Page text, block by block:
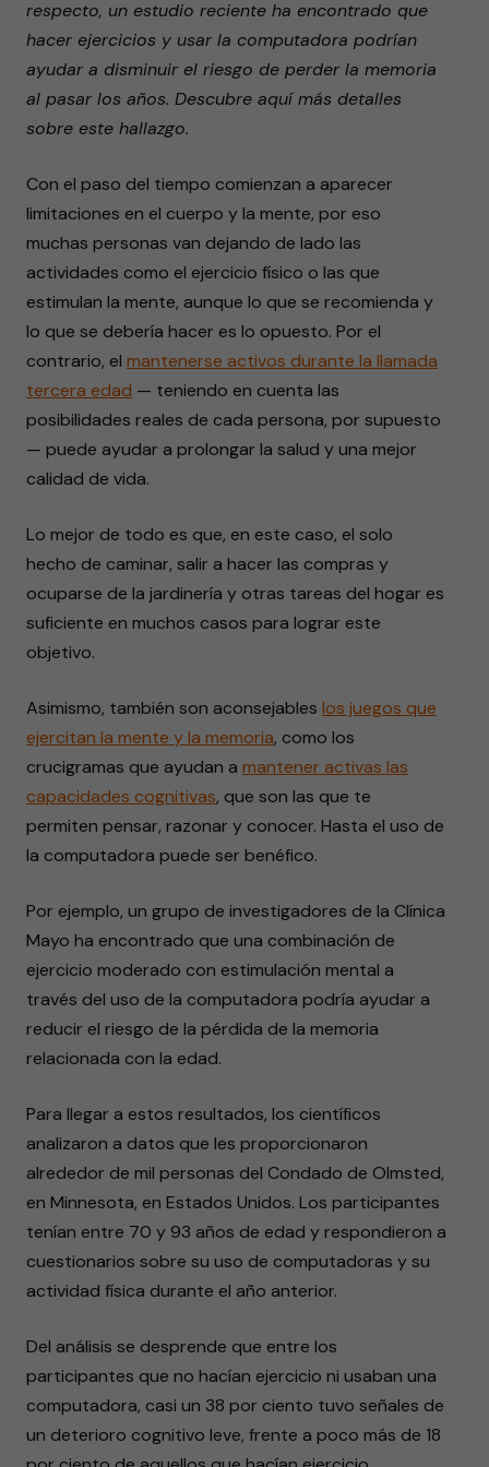
seconds
respecto, un estudio reciente ha encontrado que
hacer ejercicios y usar la computadora podrían
ayudar a disminuir el riesgo de perder la memoria
al pasar los años. Descubre aquí más detalles
sobre este hallazgo.
Con el paso del tiempo comienzan a aparecer
limitaciones en el cuerpo y la mente, por eso
muchas personas van dejando de lado las
actividades como el ejercicio físico o las que
estimulan la mente, aunque lo que se recomienda y
lo que se debería hacer es lo opuesto. Por el
contrario, el mantenerse activos durante la llamada
tercera edad — teniendo en cuenta las
posibilidades reales de cada persona, por supuesto
— puede ayudar a prolongar la salud y una mejor
calidad de vida.
Lo mejor de todo es que, en este caso, el solo
hecho de caminar, salir a hacer las compras y
ocuparse de la jardinería y otras tareas del hogar es
suficiente en muchos casos para lograr este
objetivo.
Asimismo, también son aconsejables los juegos que
ejercitan la mente y la memoria, como los
crucigramas que ayudan a mantener activas las
capacidades cognitivas, que son las que te
permiten pensar, razonar y conocer. Hasta el uso de
la computadora puede ser benéfico.
­Por ejemplo, un grupo de investigadores de la Clínica
Mayo ha encontrado que una combinación de
ejercicio moderado con estimulación mental a
través del uso de la computadora podría ayudar a
reducir el riesgo de la pérdida de la memoria
relacionada con la edad.
Para llegar a estos resultados, los científicos
analizaron a datos que les proporcionaron
alrededor de mil personas del Condado de Olmsted,
en Minnesota, en Estados Unidos. Los participantes
tenían entre 70 y 93 años de edad y respondieron a
cuestionarios sobre su uso de computadoras y su
actividad física durante el año anterior.
Del análisis se desprende que entre los
participantes que no hacían ejercicio ni usaban una
computadora, casi un 38 por ciento tuvo señales de
un deterioro cognitivo leve, frente a poco más de 18